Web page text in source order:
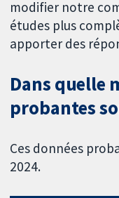
modifier notre
études plus
apporter des
Dans quelle
probantes
Ces données
2024.